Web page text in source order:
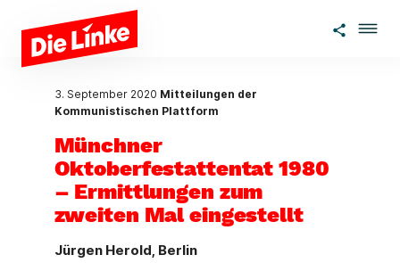
Zum Hauptinhalt springen
3. September 2020 Mitteilungen der
Kommunistischen Plattform
Münchner
Oktoberfestattentat 1980
– Ermittlungen zum
zweiten Mal eingestellt
Jürgen Herold, Berlin